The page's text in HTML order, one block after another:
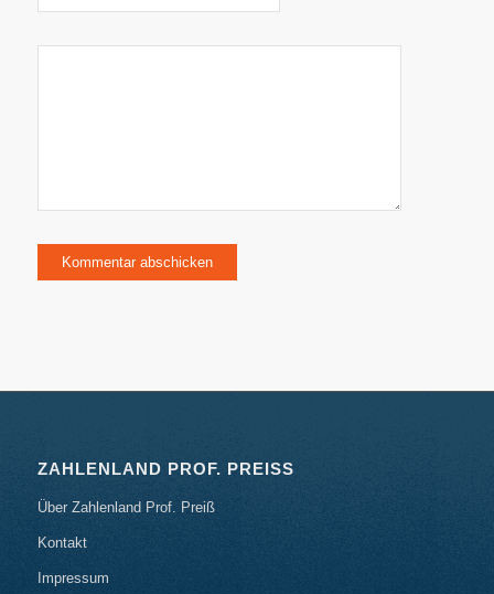
ZAHLENLAND PROF. PREISS
Über Zahlenland Prof. Preiß
Kontakt
Impressum